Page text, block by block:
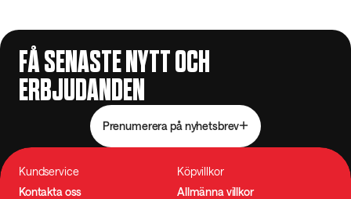
FÅ SENASTE NYTT OCH
ERBJUDANDEN
Prenumerera på nyhetsbrev
Kundservice
Kontakta oss
Köpvillkor
Allmänna villkor